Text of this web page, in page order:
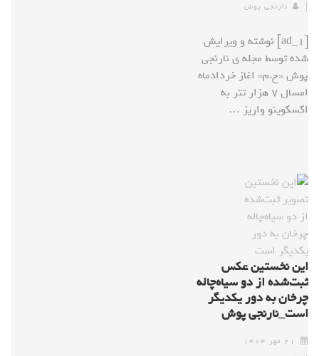
نارنجی پوش
[ad_1] نوشته و ویرایش
شده توسط مجله ی نارنجی
پوش «ح.م» اغاز خردادماه
امسال ۷ هزار تتر به
اکسکوینو واریز …
این نخستین عکس
ثبت‌شده از دو سیاه‌چاله
چرخان به دور یکدیگر
است_نارنجی پوش
۲۱ مهر ۱۴۰۴